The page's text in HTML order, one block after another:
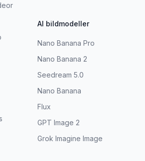
AI bildmodeller
Nano Banana Pro
Nano Banana 2
Seedream 5.0
Nano Banana
Flux
GPT Image 2
Grok Imagine Image